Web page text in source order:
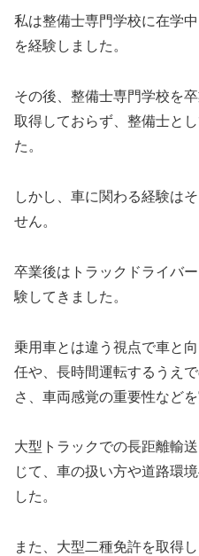
私は整備士専門学校に在学
を経験しました。
その後、整備士専門学校を
取得しておらず、整備士と
た。
しかし、車に関わる経験は
せん。
卒業後はトラックドライバ
験してきました。
乗用車とは違う視点で車と
任や、長時間運転するうえ
さ、車両感覚の重要性など
大型トラックでの長距離輸
じて、車の扱い方や道路環
した。
また、大型二種免許を取得